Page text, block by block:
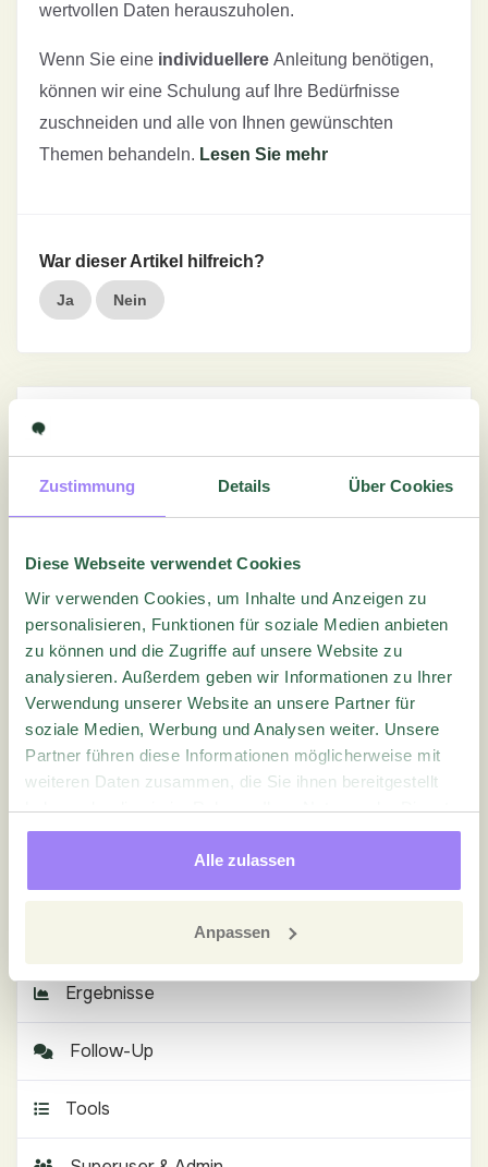
Zustimmung Details Über Cookies
Diese Webseite verwendet Cookies
Wir verwenden Cookies, um Inhalte und Anzeigen zu
personalisieren, Funktionen für soziale Medien anbieten
zu können und die Zugriffe auf unsere Website zu
analysieren. Außerdem geben wir Informationen zu Ihrer
Verwendung unserer Website an unsere Partner für
soziale Medien, Werbung und Analysen weiter. Unsere
Partner führen diese Informationen möglicherweise mit
weiteren Daten zusammen, die Sie ihnen bereitgestellt
haben oder die sie im Rahmen Ihrer Nutzung der Dienste
gesammelt haben.
Alle zulassen
Anpassen
wertvollen Daten herauszuholen.
Wenn Sie eine individuellere Anleitung benötigen,
können wir eine Schulung auf Ihre Bedürfnisse
zuschneiden und alle von Ihnen gewünschten
Themen behandeln. Lesen Sie mehr
War dieser Artikel hilfreich?
Ja Nein
Verwaltung
Quest Einstellungen
Fragebogen
Sprachen
Verteilung
Veröffentlichen
Ergebnisse
Follow-Up
Tools